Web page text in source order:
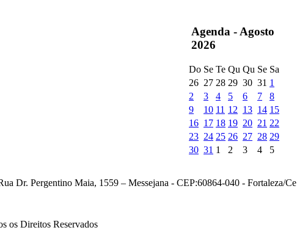
Agenda - Agosto
2026
Do Se Te Qu Qu Se Sa
26 27 28 29 30 31 1
2
3 4 5 6 7
8
9
10 11 12 13 14 15
16 17 18 19 20 21 22
23 24 25 26 27 28 29
30 31 1 2 3 4 5
Dr. Pergentino Maia, 1559 – Messejana - CEP:60864-040 - Fortaleza/Ce
os Direitos Reservados